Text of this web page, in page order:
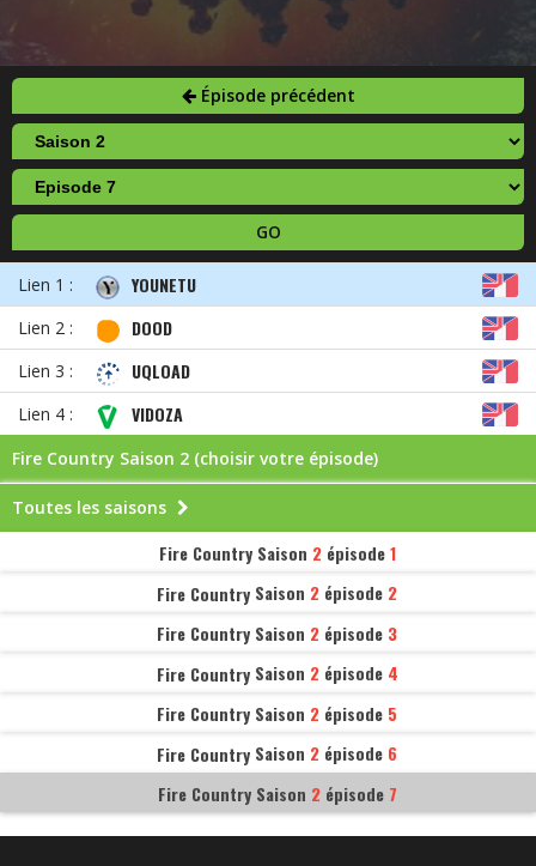
Épisode précédent
GO
Lien 1 : YOUNETU
Lien 2 : DOOD
Lien 3 : UQLOAD
Lien 4 : VIDOZA
Fire Country Saison 2 (choisir votre épisode)
Toutes les saisons
Fire Country Saison 2épisode1
Fire Country Saison 2 épisode 2
Fire Country Saison 2 épisode 3
Fire Country Saison 2épisode 4
Fire Country Saison 2 épisode 5
Fire Country Saison 2 épisode 6
Fire Country Saison 2épisode 7